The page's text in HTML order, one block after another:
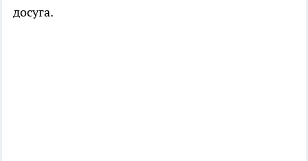
досуга.